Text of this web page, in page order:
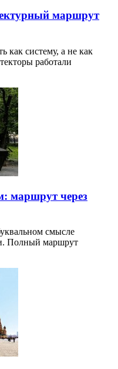
маршрут
как систему, а не как
работали
маршрут через
смысле
Полный маршрут